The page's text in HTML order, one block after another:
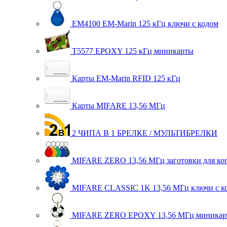
EM4100 EM-Marin 125 кГц ключи с кодом
T5577 EPOXY 125 кГц миникарты
Карты EM-Marin RFID 125 кГц
Карты MIFARE 13,56 МГц
2 ЧИПА В 1 БРЕЛКЕ / МУЛЬТИБРЕЛКИ
MIFARE ZERO 13,56 МГц заготовки для
MIFARE CLASSIC 1K 13,56 МГц ключи с
MIFARE ZERO EPOXY 13,56 МГц